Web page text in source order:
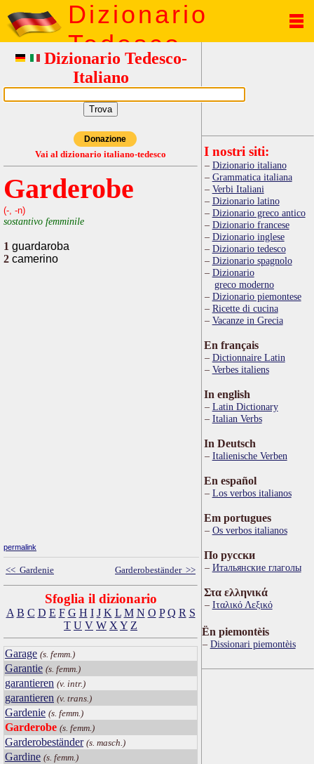
Dizionario
Tedesco
Dizionario Tedesco-
Italiano
Donazione
Vai al dizionario italiano-tedesco
Garderobe
(-, -n)
sostantivo femminile
1 guardaroba
2 camerino
permalink
<< Gardenie Garderobeständer >>
Sfoglia il dizionario
A B C D E F G H I J K L M N O P Q R S
T U V W X Y Z
Garage (s. femm.)
Garantie (s. femm.)
garantieren (v. intr.)
garantieren (v. trans.)
Gardenie (s. femm.)
Garderobe (s. femm.)
Garderobeständer (s. masch.)
Gardine (s. femm.)
I nostri siti:
Dizionario italiano
Grammatica italiana
Verbi Italiani
Dizionario latino
Dizionario greco antico
Dizionario francese
Dizionario inglese
Dizionario tedesco
Dizionario spagnolo
Dizionario
greco moderno
Dizionario piemontese
Ricette di cucina
Vacanze in Grecia
En français
Dictionnaire Latin
Verbes italiens
In english
Latin Dictionary
Italian Verbs
In Deutsch
Italienische Verben
En español
Los verbos italianos
Em portugues
Os verbos italianos
По русски
Итальянские глаголы
Στα ελληνικά
Ιταλικό Λεξικό
Ën piemontèis
Dissionari piemontèis